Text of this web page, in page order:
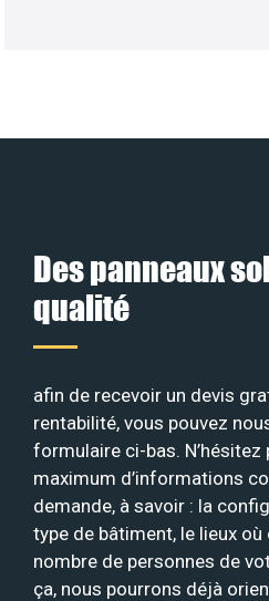
Des panneaux
qualité
afin de recevoir un devis
rentabilité, vous pouvez
formulaire ci-bas. N’hésitez
maximum d’informations
demande, à savoir : la
type de bâtiment, le lieux
nombre de personnes de
ça, nous pourrons déjà